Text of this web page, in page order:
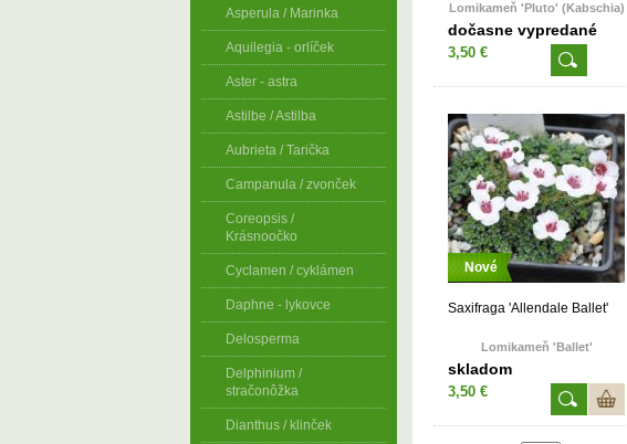
Asperula / Marinka
Aquilegia - orlíček
Aster - astra
Astilbe / Astilba
Aubrieta / Tarička
Campanula / zvonček
Coreopsis /
Krásnoočko
Cyclamen / cyklámen
Daphne - lykovce
Delosperma
Delphinium /
stračonôžka
Dianthus / klinček
Lomikameň 'Pluto' (Kabschia)
dočasne vypredané
3,50 €
Nové
Saxifraga 'Allendale Ballet'
Lomikameň 'Ballet'
skladom
3,50 €